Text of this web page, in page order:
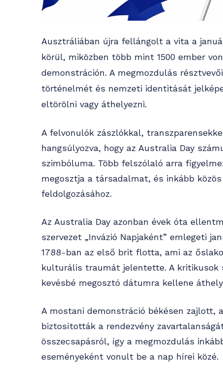
Ausztráliában újra fellángolt a vita a
körül, miközben több mint 1500 ember
demonstráción. A megmozdulás
történelmét és nemzeti identitását
eltörölni vagy áthelyezni.
A felvonulók zászlókkal,
hangsúlyozva, hogy az Australia Day
szimbóluma. Több felszólaló arra
megosztja a társadalmat, és inkább
feldolgozásához.
Az Australia Day azonban évek óta
szervezet „Invázió Napjaként” emlegeti
1788-ban az első brit flotta, ami az
kulturális traumát jelentette. A kritikusok
kevésbé megosztó dátumra kellene
A mostani demonstráció békésen zajlott,
biztosították a rendezvény
összecsapásról, így a megmozdulás
eseményeként vonult be a nap hírei közé.